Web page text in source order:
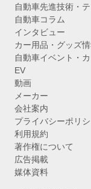
自動車先進技術・
自動車コラム
インタビュー
カー用品・グッズ
自動車イベント・
EV
動画
メーカー
会社案内
プライバシーポリ
利用規約
著作権について
広告掲載
媒体資料